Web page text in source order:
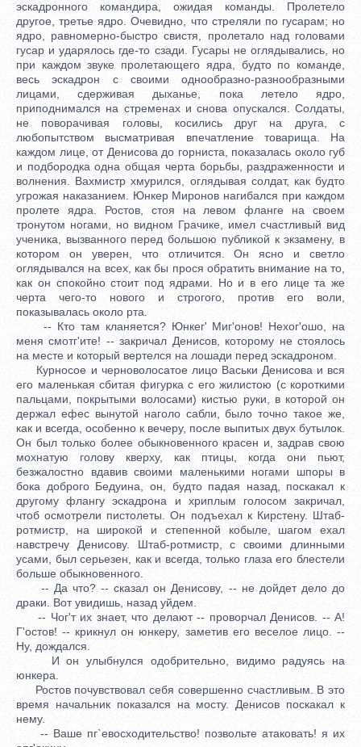
эскадронного командира, ожидая команды. Пролетело
другое, третье ядро. Очевидно, что стреляли по гусарам; но
ядро, равномерно-быстро свистя, пролетало над головами
гусар и ударялось где-то сзади. Гусары не оглядывались, но
при каждом звуке пролетающего ядра, будто по команде,
весь эскадрон с своими однообразно-разнообразными
лицами, сдерживая дыханье, пока летело ядро,
приподнимался на стременах и снова опускался. Солдаты,
не поворачивая головы, косились друг на друга, с
любопытством высматривая впечатление товарища. На
каждом лице, от Денисова до горниста, показалась около губ
и подбородка одна общая черта борьбы, раздраженности и
волнения. Вахмистр хмурился, оглядывая солдат, как будто
угрожая наказанием. Юнкер Миронов нагибался при каждом
пролете ядра. Ростов, стоя на левом фланге на своем
тронутом ногами, но видном Грачике, имел счастливый вид
ученика, вызванного перед большою публикой к экзамену, в
котором он уверен, что отличится. Он ясно и светло
оглядывался на всех, как бы прося обратить внимание на то,
как он спокойно стоит под ядрами. Но и в его лице та же
черта чего-то нового и строгого, против его воли,
показывалась около рта.
-- Кто там кланяется? Юнкег' Миг'онов! Hexoг'oшo, на
меня смотг'ите! -- закричал Денисов, которому не стоялось
на месте и который вертелся на лошади перед эскадроном.
Курносое и черноволосатое лицо Васьки Денисова и вся
его маленькая сбитая фигурка с его жилистою (с короткими
пальцами, покрытыми волосами) кистью руки, в которой он
держал ефес вынутой наголо сабли, было точно такое же,
как и всегда, особенно к вечеру, после выпитых двух бутылок.
Он был только более обыкновенного красен и, задрав свою
мохнатую голову кверху, как птицы, когда они пьют,
безжалостно вдавив своими маленькими ногами шпоры в
бока доброго Бедуина, он, будто падая назад, поскакал к
другому флангу эскадрона и хриплым голосом закричал,
чтоб осмотрели пистолеты. Он подъехал к Кирстену. Штаб-
ротмистр, на широкой и степенной кобыле, шагом ехал
навстречу Денисову. Штаб-ротмистр, с своими длинными
усами, был серьезен, как и всегда, только глаза его блестели
больше обыкновенного.
-- Да что? -- сказал он Денисову, -- не дойдет дело до
драки. Вот увидишь, назад уйдем.
-- Чог'т их знает, что делают -- проворчал Денисов. -- А!
Г'остов! -- крикнул он юнкеру, заметив его веселое лицо. --
Ну, дождался.
И он улыбнулся одобрительно, видимо радуясь на
юнкера.
Ростов почувствовал себя совершенно счастливым. В это
время начальник показался на мосту. Денисов поскакал к
нему.
-- Ваше пг`евосходительство! позвольте атаковать! я их